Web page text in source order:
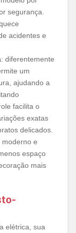
segurança.
acidentes e
: diferentemente
um
ajudando a
facilita o
exatas
delicados.
moderno e
espaço
mais
elétrica, sua